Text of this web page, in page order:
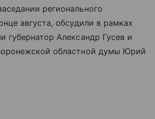
регионального
августа, обсудили в рамках
губернатор Александр Гусев и
областной думы Юрий